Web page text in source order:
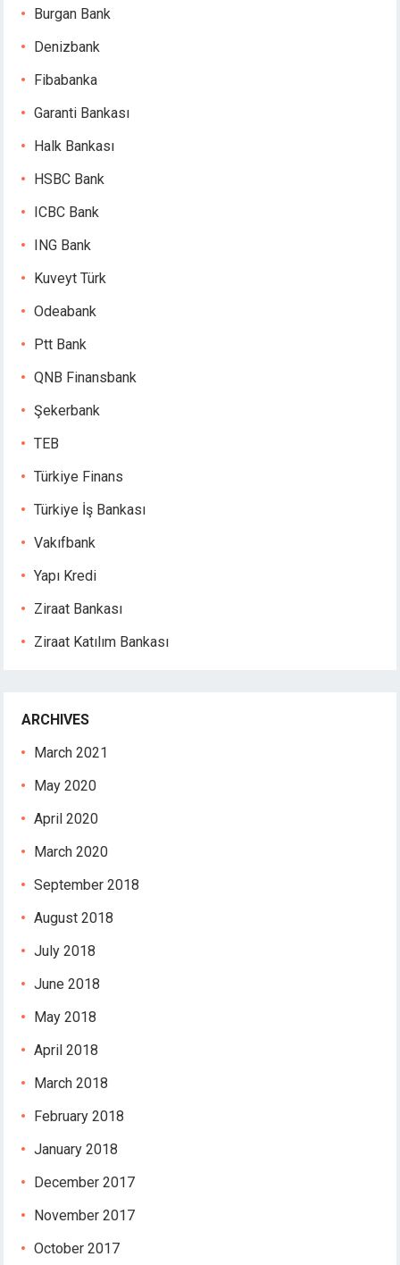
escort
giriş
escort
giriş
giriş
giriş
giriş
Burgan Bank
Denizbank
Fibabanka
Garanti Bankası
Halk Bankası
HSBC Bank
ICBC Bank
ING Bank
Kuveyt Türk
Odeabank
Ptt Bank
QNB Finansbank
Şekerbank
TEB
Türkiye Finans
Türkiye İş Bankası
Vakıfbank
Yapı Kredi
Ziraat Bankası
Ziraat Katılım Bankası
ARCHIVES
March 2021
May 2020
April 2020
March 2020
September 2018
August 2018
July 2018
June 2018
May 2018
April 2018
March 2018
February 2018
January 2018
December 2017
November 2017
October 2017